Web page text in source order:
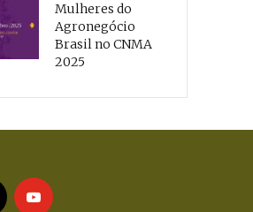
Mulheres do
Agronegócio
Brasil no CNMA
2025